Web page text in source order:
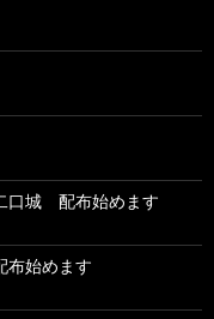
口城 配布始めます
始めます